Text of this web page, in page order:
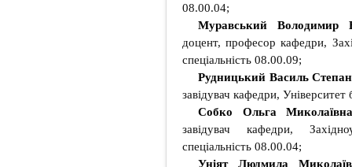
08.00.04;
Муравський Володимир
доцент, професор кафедри,
спеціальність 08.00.09;
Рудницький Василь
завідувач кафедри, Університет
Собко Ольга
завідувач кафедри,
спеціальність 08.00.04;
Уніят Людмила